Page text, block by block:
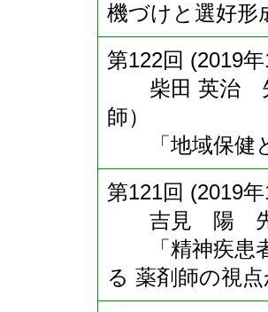
機づけと選好形
第122回 (2019
柴田 英治 先
師）
「地域保健と
第121回 (2019
吉見 陽 先生
「精神疾患者
る 薬剤師の視